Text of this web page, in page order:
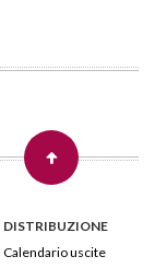
DISTRIBUZIONE
Calendario uscite